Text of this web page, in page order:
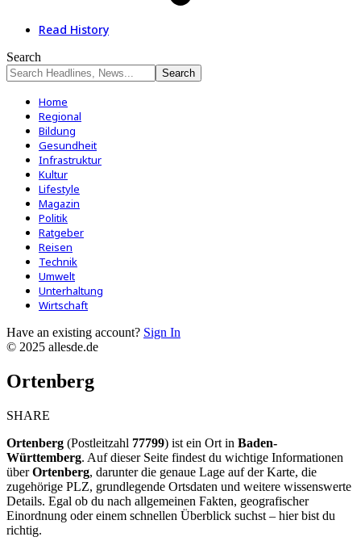
Read History
Search
Home
Regional
Bildung
Gesundheit
Infrastruktur
Kultur
Lifestyle
Magazin
Politik
Ratgeber
Reisen
Technik
Umwelt
Unterhaltung
Wirtschaft
Have an existing account? Sign In
© 2025 allesde.de
Ortenberg
SHARE
Ortenberg (Postleitzahl 77799) ist ein Ort in Baden-
Württemberg. Auf dieser Seite findest du wichtige Informationen
überOrtenberg, darunter die genaue Lage auf der Karte, die
zugehörige PLZ, grundlegende Ortsdaten und weitere wissenswerte
Details. Egal ob du nach allgemeinen Fakten, geografischer
Einordnung oder einem schnellen Überblick suchst – hier bist du
richtig.